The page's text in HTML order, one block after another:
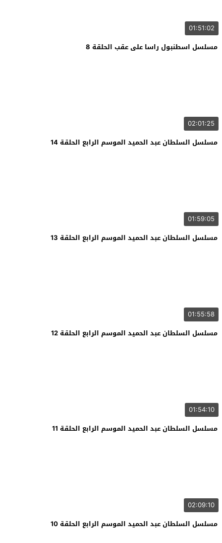
01:51:02
مسلسل اسطنبول راسا على عقب الحلقة 8
02:01:25
مسلسل السلطان عبد الحميد الموسم الرابع الحلقة 14
01:59:05
مسلسل السلطان عبد الحميد الموسم الرابع الحلقة 13
01:55:58
مسلسل السلطان عبد الحميد الموسم الرابع الحلقة 12
01:54:10
مسلسل السلطان عبد الحميد الموسم الرابع الحلقة 11
02:09:10
مسلسل السلطان عبد الحميد الموسم الرابع الحلقة 10